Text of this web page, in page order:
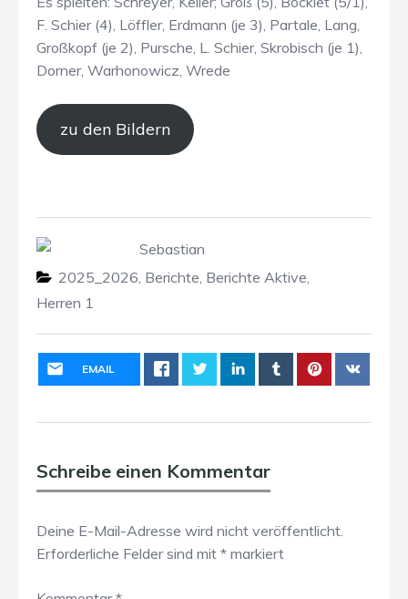
F. Schier (4), Löffler, Erdmann (je 3), Partale, Lang,
Großkopf (je 2), Pursche, L. Schier, Skrobisch (je 1),
Dorner, Warhonowicz, Wrede
zu den Bildern
Sebastian
2025_2026 Berichte Berichte Aktive
Herren 1
EMAIL
Schreibe einen Kommentar
Deine E-Mail-Adresse wird nicht veröffentlicht.
Erforderliche Felder sind mit * markiert